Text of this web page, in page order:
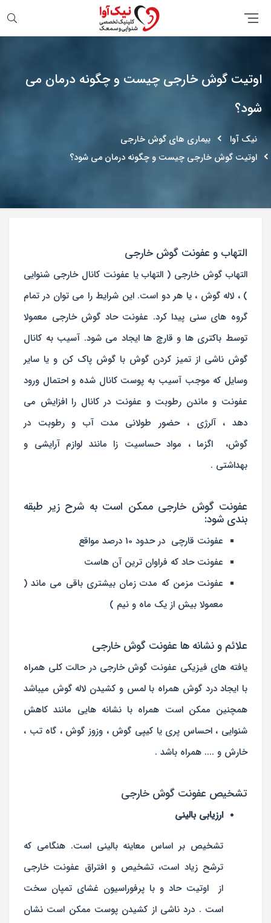
اوتیت گوش خارجی چیست و چگونه درمان می
شود؟
نیک آوا
بیماری های گوش خارجی
اوتیت گوش خارجی چیست و چگونه درمان می شود؟
التهاب و عفونت گوش خارجی
التهاب گوش خارجی ( التهاب یا عفونت کانال خارجی شنوایی
) ، لاله گوش ، یا هر دو است. این شرایط را می توان در تمام
گروه های سنی پیدا کرد. عفونت حاد گوش خارجی معمولا
توسط باکتری ها و قارچ ها ایجاد می شود. آسیب به کانال
گوش ناشی از تمیز کردن گوش با گوش پاک کن و یا سایر
وسایل که موجب آسیب به پوست کانال شده و احتمال ورود
عفونت و ماندن رطوبت و عفونت در کانال را افزایش می
دهد ، آلرژی ، حضور طولانی مدت آب و رطوبت در
گوش، اگزما ، مواد حساسیت زا مانند لوازم آرایشی و
بهداشتی .
عفونت گوش خارجی ممکن است به شرح زیر طبقه
بندی شود:
عفونت قارچی در حدود 10 درصد مواقع
عفونت حاد که فراوان ترین آن هاست
عفونت مزمن که مدت زمان بیشتری باقی می ماند (
معمولا بیش از یک ماه و نیم )
علائم و نشانه ها عفونت گوش خارجی
یافته های فیزیکی عفونت گوش خارجی در حالت کلی همراه
با ایجاد درد گوش همراه با لمس و کشیدن لاله گوش میباشد
همچنین ممکن است همراه با نشانه هایی مانند کاهش
شنوایی ، احساس پری یا کیپی گوش ، وزوز گوش ، گاه تب ،
خارش و .... همراه باشد .
تشخیص عفونت گوش خارجی
ارزیابی بالینی
تشخیص بر اساس معاینه بالینی است. هنگامی که
ترشح زیاد است، تشخیص و افتراق عفونت خارجی
از اوتیت حاد و با پرفوراسیون غشای تمپان سخت
است . درد ناشی از کشیدن پوست ممکن است نشان